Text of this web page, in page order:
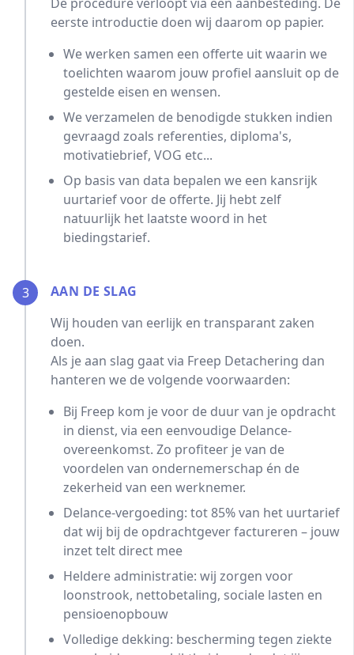
eerste introductie doen wij daarom op papier.
We werken samen een offerte uit waarin we
toelichten waarom jouw profiel aansluit op de
gestelde eisen en wensen.
We verzamelen de benodigde stukken indien
gevraagd zoals referenties, diploma's,
motivatiebrief, VOG etc...
Op basis van data bepalen we een kansrijk
uurtarief voor de offerte. Jij hebt zelf
natuurlijk het laatste woord in het
biedingstarief.
3
AAN DE SLAG
Wij houden van eerlijk en transparant zaken
doen.
Als je aan slag gaat via Freep Detachering dan
hanteren we de volgende voorwaarden:
Bij Freep kom je voor de duur van je opdracht
in dienst, via een eenvoudige Delance-
overeenkomst. Zo profiteer je van de
voordelen van ondernemerschap én de
zekerheid van een werknemer.
Delance-vergoeding: tot 85% van het uurtarief
dat wij bij de opdrachtgever factureren – jouw
inzet telt direct mee
Heldere administratie: wij zorgen voor
loonstrook, nettobetaling, sociale lasten en
pensioenopbouw
Volledige dekking: bescherming tegen ziekte